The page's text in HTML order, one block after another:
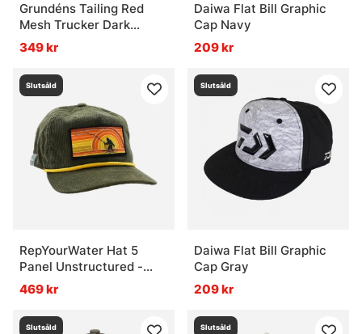
Grundéns Tailing Red
Mesh Trucker Dark
Brown/Whiskey
349 kr
Daiwa Flat Bill Graphic
Cap Navy
209 kr
Slutsåld
RepYourWater Hat 5
Panel Unstructured -
Sunset Squatch
Corduroy Edition
469 kr
Slutsåld
Daiwa Flat Bill Graphic
Cap Gray
209 kr
Slutsåld Slutsåld